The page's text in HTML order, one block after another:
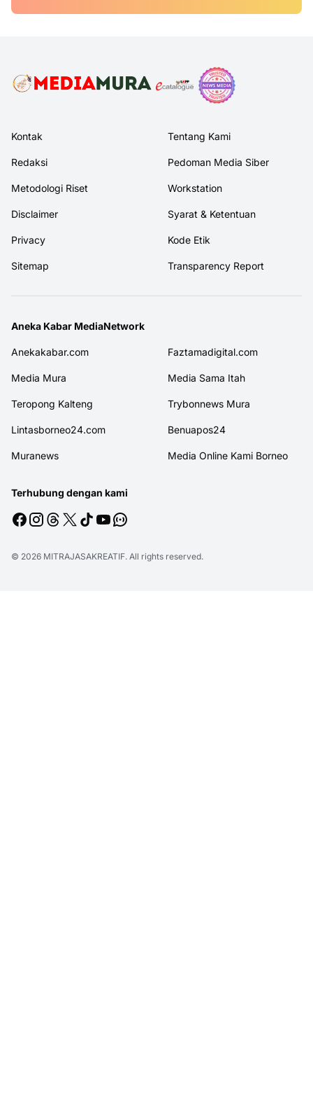
Kontak Tentang Kami
Redaksi Pedoman Media Siber
Metodologi Riset Workstation
Disclaimer Syarat & Ketentuan
Privacy Kode Etik
Sitemap Transparency Report
Aneka Kabar MediaNetwork
Anekakabar.com Faztamadigital.com
Media Mura Media Sama Itah
Teropong Kalteng Trybonnews Mura
Lintasborneo24.com Benuapos24
Muranews Media Online Kami Borneo
Terhubung dengan kami
© 2026 MITRAJASAKREATIF. All rights reserved.